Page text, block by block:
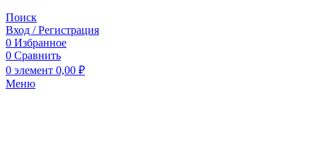
Поиск
Вход / Регистрация
0 Избранное
0 Сравнить
0 элемент 0,00 ₽
Меню